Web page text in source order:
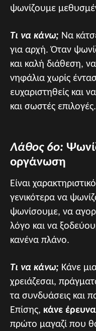
ψωνίζουμε
Τι να κάνω; Να
για αρχή. Όταν
και καλή διάθεση,
νηφάλια χωρίς
ευχαριστηθείς και
και σωστές επιλογές.
Λάθος 6ο:
οργάνωση
Είναι
γενικότερα να
ψωνίσουμε, να
λόγο και να
κανένα πλάνο.
Τι να κάνω; Κάνε
χρειάζεσαι,
τα συνδυάσεις και
Επίσης, κάνε
πρώτο μαγαζί που